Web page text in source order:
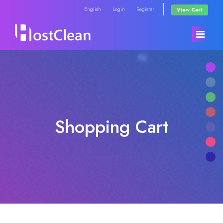
English Login Register View Cart
Browse All
AnnouncementsShopping Cart